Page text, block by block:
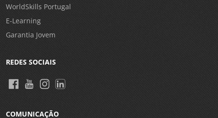
WorldSkills Portugal
E-Learning
Garantia Jovem
REDES SOCIAIS
COMUNICAÇÃO